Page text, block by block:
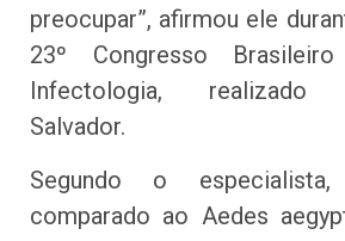
preocupar”, afirmou ele
23º Congresso
Infectologia, realizado
Salvador.
Segundo o
comparado ao Aedes